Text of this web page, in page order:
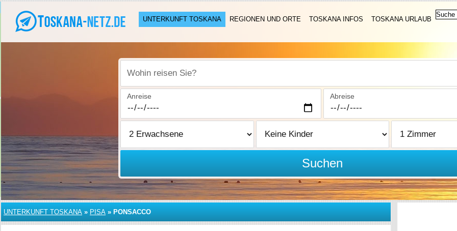
UNTERKUNFT TOSKANA REGIONEN UND ORTE TOSKANA INFOS TOSKANA URLAUB
Wohin reisen Sie?
Anreise Abreise
Suchen
UNTERKUNFT TOSKANA » PISA » PONSACCO